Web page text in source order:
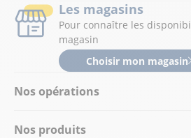
Nos opérations
Nos produits
Les magasins
Pour connaître les
magasin
Choisir mon magasin